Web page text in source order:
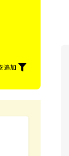
追加